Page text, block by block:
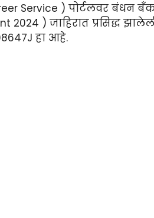
Service ) पोर्टलवर बंधन
2024 ) जाहिरात प्रसिद्ध
हा आहे.